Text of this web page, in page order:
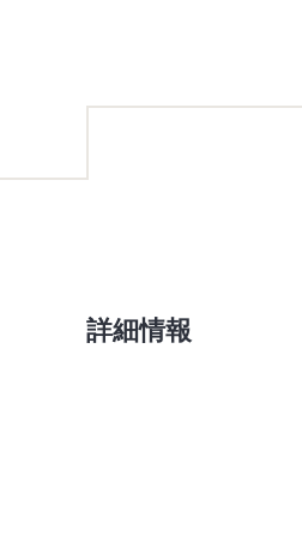
詳細情報